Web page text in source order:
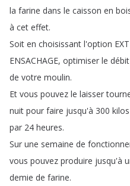
la farine dans le caisson en
à cet effet.
Soit en choisissant l'option
ENSACHAGE, optimiser le débit
de votre moulin.
Et vous pouvez le laisser
nuit pour faire jusqu'à 300 kilos
par 24 heures.
Sur une semaine de
vous pouvez produire jusqu'à
demie de farine.